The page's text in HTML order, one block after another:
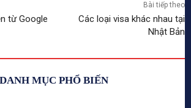
từ Google
Bài tiếp theo
Các loại visa khác nhau tại
Nhật Bản
DANH MỤC PHỔ BIẾN